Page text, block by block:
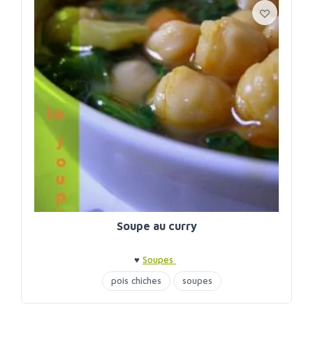
Soupe au curry
♥ Soupes
pois chiches
soupes